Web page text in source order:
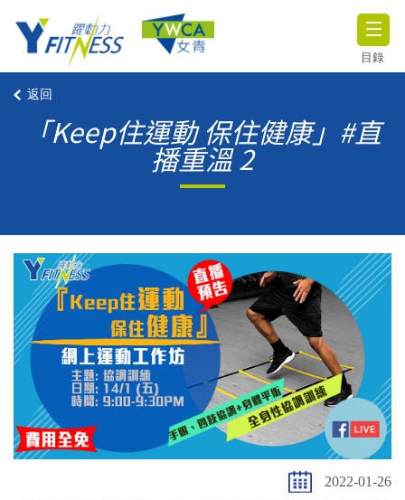
目錄
返回
「Keep住運動 保住健康」#直
播重溫 2
2022-01-26